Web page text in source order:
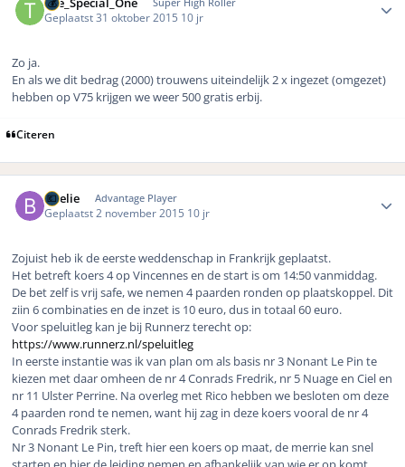
Geplaatst31 oktober 2015 10 jr
Zo ja.
En als we dit bedrag (2000) trouwens uiteindelijk 2 x ingezet (omgezet)
hebben op V75 krijgen we weer 500 gratis erbij.
Citeren
Boelie Advantage Player
Geplaatst2 november 2015 10 jr
Zojuist heb ik de eerste weddenschap in Frankrijk geplaatst.
Het betreft koers 4 op Vincennes en de start is om 14:50 vanmiddag.
De bet zelf is vrij safe, we nemen 4 paarden ronden op plaatskoppel. Dit
ziin 6 combinaties en de inzet is 10 euro, dus in totaal 60 euro.
Voor speluitleg kan je bij Runnerz terecht op:
https://www.runnerz.nl/speluitleg
In eerste instantie was ik van plan om als basis nr 3 Nonant Le Pin te
kiezen met daar omheen de nr 4 Conrads Fredrik, nr 5 Nuage en Ciel en
nr 11 Ulster Perrine. Na overleg met Rico hebben we besloten om deze
4 paarden rond te nemen, want hij zag in deze koers vooral de nr 4
Conrads Fredrik sterk.
Nr 3 Nonant Le Pin, treft hier een koers op maat, de merrie kan snel